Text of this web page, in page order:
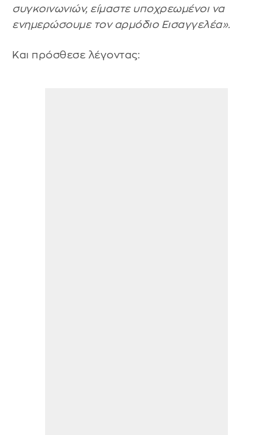
συγκοινωνιών, είμαστε υποχρεωμένοι να
ενημερώσουμε τον αρμόδιο Εισαγγελέα».
Και πρόσθεσε λέγοντας: